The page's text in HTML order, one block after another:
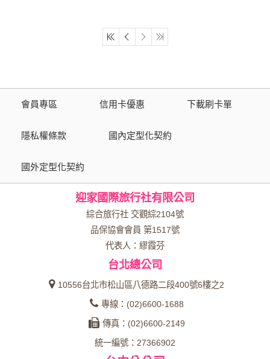
會員專區 信用卡優惠 下載刷卡單
隱私權條款 國內定型化契約
國外定型化契約
迎家國際旅行社有限公司
綜合旅行社 交觀綜2104號
品保協會會員 第1517號
代表人：繆霞芬
台北總公司
10556台北市松山區八德路二段400號6樓之2
專線：(02)6600-1688
傳真：(02)6600-2149
統一編號：27366902